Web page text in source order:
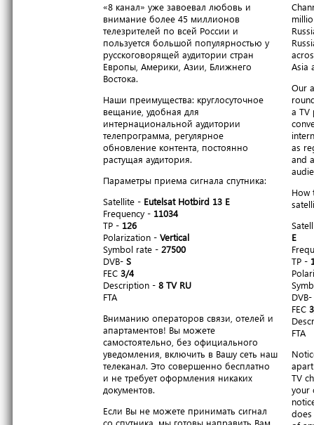
«8 канал» уже завоевал любовь и
внимание более 45 миллионов
телезрителей по всей России и
пользуется большой популярностью у
русскоговорящей аудитории стран
Европы, Америки, Азии, Ближнего
Востока.
Наши преимущества: круглосуточное
вещание, удобная для
интернациональной аудитории
телепрограмма, регулярное
обновление контента, постоянно
растущая аудитория.
Параметры приема сигнала спутника:
Satellite - Eutelsat Hotbird 13 E
Frequency - 11034
TP - 126
Polarization - Vertical
Symbol rate - 27500
DVB- S
FEC 3/4
Description - 8 TV RU
FTA
Вниманию операторов связи, отелей и
апартаментов! Вы можете
самостоятельно, без официального
уведомления, включить в Вашу сеть наш
телеканал. Это совершенно бесплатно
и не требует оформления никаких
документов.
Если Вы не можете принимать сигнал
со спутника, мы готовы направить Вам
Asia
Our
a TV
as
and
How
E
TP -
DVB-
FEC
FTA
TV
your